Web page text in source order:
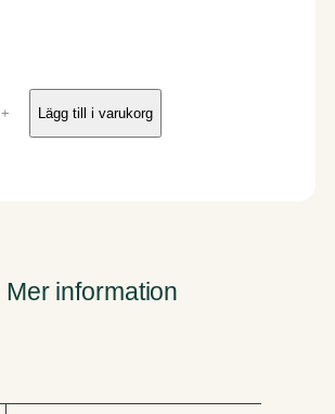
+ Lägg till i varukorg
Mer information